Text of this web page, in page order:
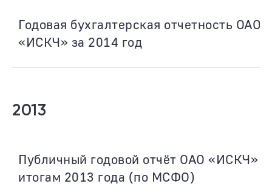
Годовая бухгалтерская отчетность ОАО
«ИСКЧ» за 2014 год
2013
Публичный годовой отчёт ОАО «ИСКЧ»
итогам 2013 года (по МСФО)